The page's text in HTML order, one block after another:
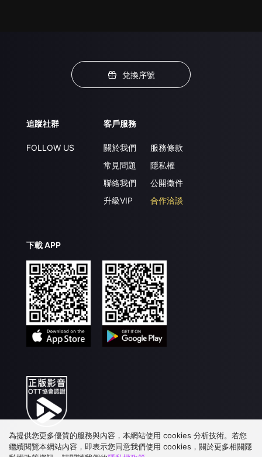
兌換序號
追蹤社群
FOLLOW US
客戶服務
關於我們
常見問題
聯絡我們
升級VIP
服務條款
隱私權
公開徵件
合作洽談
下載 APP
為提供您更多優質的服務與內容，本網站使用 cookies 分析技術。若您
繼續閱覽本網站內容，即表示您同意我們使用 cookies，關於更多相關隱